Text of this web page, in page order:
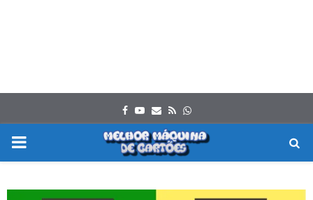
Facebook
Youtube
Email
RssWhatsapp
PRIMARY